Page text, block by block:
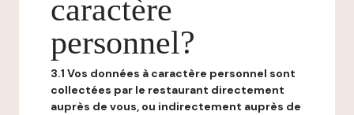
caractère
personnel?
3.1 Vos données à caractère personnel sont
collectées par le restaurant directement
auprès de vous, ou indirectement auprès de